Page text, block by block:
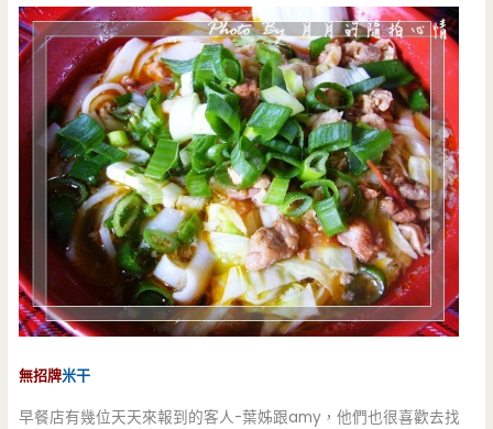
無招牌米干
早餐店有幾位天天來報到的客人-葉姊跟amy，他們也很喜歡去找